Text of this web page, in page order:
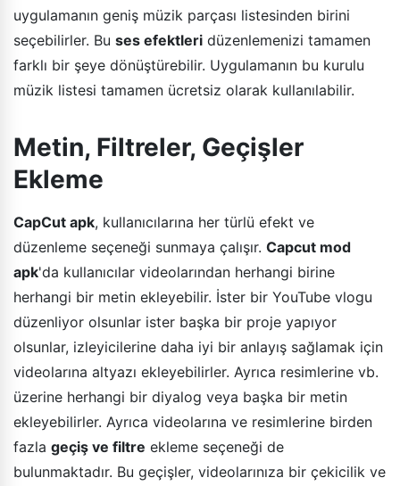
uygulamanın geniş müzik parçası listesinden birini
seçebilirler. Bu ses efektleri düzenlemenizi tamamen
farklı bir şeye dönüştürebilir. Uygulamanın bu kurulu
müzik listesi tamamen ücretsiz olarak kullanılabilir.
Metin, Filtreler, Geçişler
Ekleme
CapCut apk, kullanıcılarına her türlü efekt ve
düzenleme seçeneği sunmaya çalışır. Capcut mod
apk'da kullanıcılar videolarından herhangi birine
herhangi bir metin ekleyebilir. İster bir YouTube vlogu
düzenliyor olsunlar ister başka bir proje yapıyor
olsunlar, izleyicilerine daha iyi bir anlayış sağlamak için
videolarına altyazı ekleyebilirler. Ayrıca resimlerine vb.
üzerine herhangi bir diyalog veya başka bir metin
ekleyebilirler. Ayrıca videolarına ve resimlerine birden
fazla geçiş ve filtre ekleme seçeneği de
bulunmaktadır. Bu geçişler, videolarınıza bir çekicilik ve